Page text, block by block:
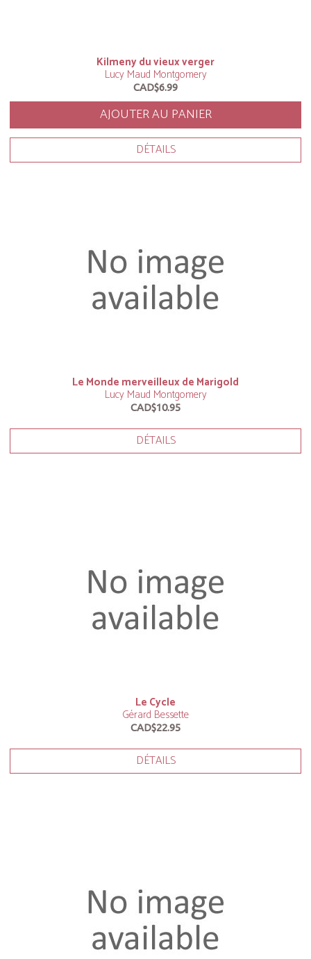
Kilmeny du vieux verger
Lucy Maud Montgomery
CAD$6.99
AJOUTER AU PANIER
DÉTAILS
Le Monde merveilleux de Marigold
Lucy Maud Montgomery
CAD$10.95
DÉTAILS
Le Cycle
Gérard Bessette
CAD$22.95
DÉTAILS